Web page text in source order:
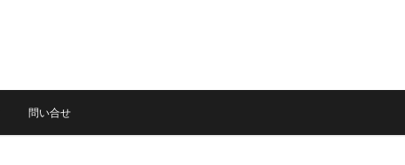
問い合せ